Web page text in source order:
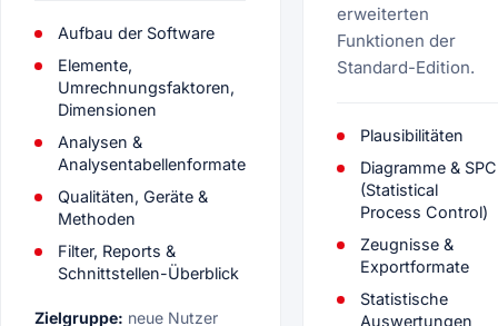
Aufbau der Software
Elemente,
Umrechnungsfaktoren,
Dimensionen
Analysen &
Analysentabellenformate
Qualitäten, Geräte &
Methoden
Filter, Reports &
Schnittstellen-Überblick
Zielgruppe: neue Nutzer
erweiterten
Funktionen der
Standard-Edition.
Plausibilitäten
Diagramme & SPC
(Statistical
Process Control)
Zeugnisse &
Exportformate
Statistische
Auswertungen